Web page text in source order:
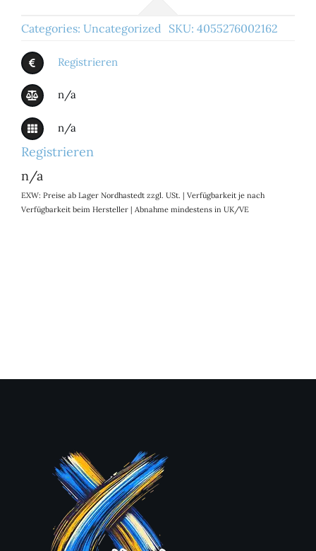
Categories: Uncategorized SKU: 4055276002162
Registrieren
n/a
n/a
Registrieren
n/a
EXW: Preise ab Lager Nordhastedt zzgl. USt. | Verfügbarkeit je nach
Verfügbarkeit beim Hersteller | Abnahme mindestens in UK/VE